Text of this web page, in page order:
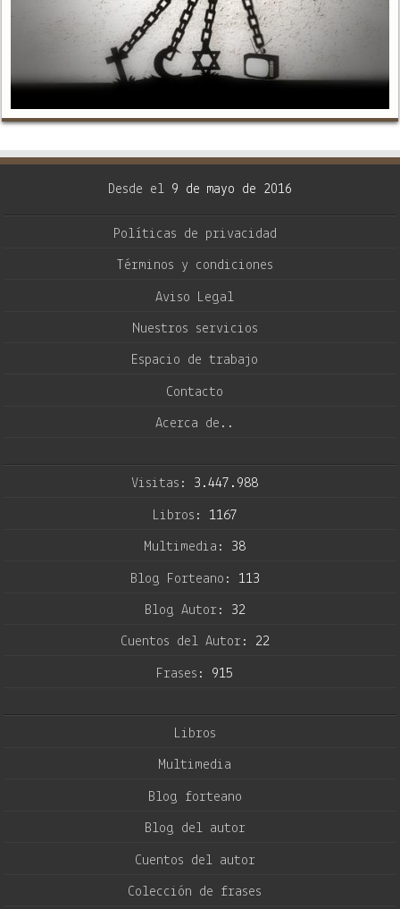
Desde el 9 de mayo de 2016
Políticas de privacidad
Términos y condiciones
Aviso Legal
Nuestros servicios
Espacio de trabajo
Contacto
Acerca de..
Visitas: 3.447.988
Libros: 1167
Multimedia: 38
Blog Forteano: 113
Blog Autor: 32
Cuentos del Autor: 22
Frases: 915
Libros
Multimedia
Blog forteano
Blog del autor
Cuentos del autor
Colección de frases